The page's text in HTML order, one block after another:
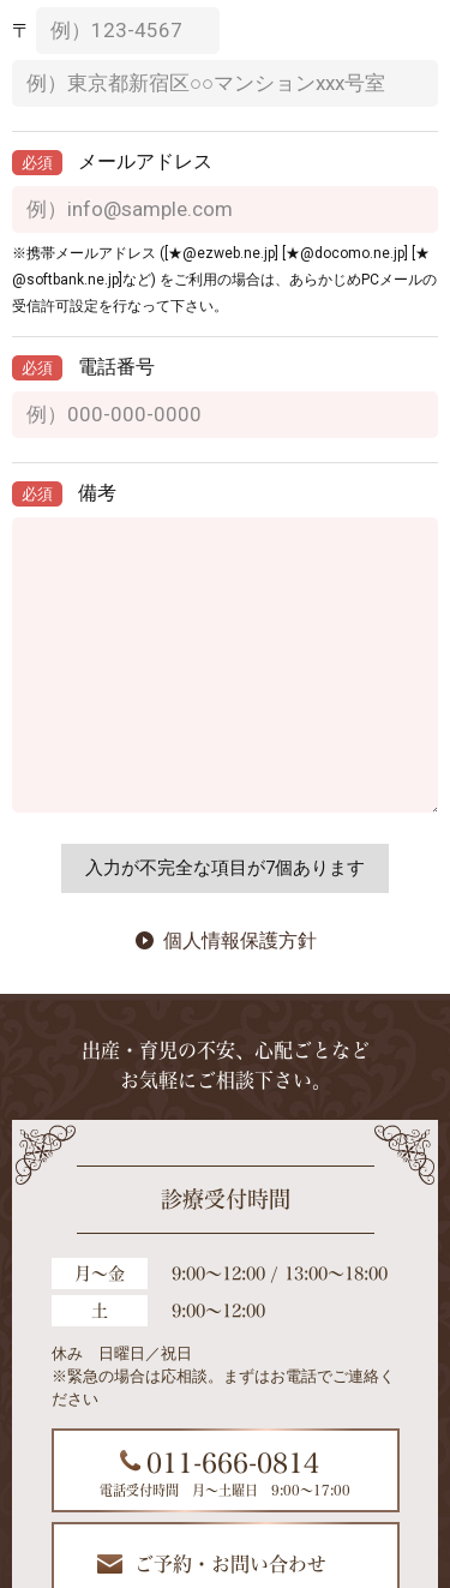
〒
必須 メールアドレス
※携帯メールアドレス ([★@ezweb.ne.jp] [★@docomo.ne.jp] [★
@softbank.ne.jp]など) をご利用の場合は、あらかじめPCメールの
受信許可設定を行なって下さい。
必須 電話番号
必須 備考
個人情報保護方針
出産・育児の不安、心配ごとなど
お気軽にご相談下さい。
診療受付時間
月～金 9:00～12:00 / 13:00～18:00
土 9:00～12:00
休み 日曜日／祝日
※緊急の場合は応相談。まずはお電話でご連絡く
ださい
011-666-0814
電話受付時間 月～土曜日 9:00～17:00
ご予約・お問い合わせ